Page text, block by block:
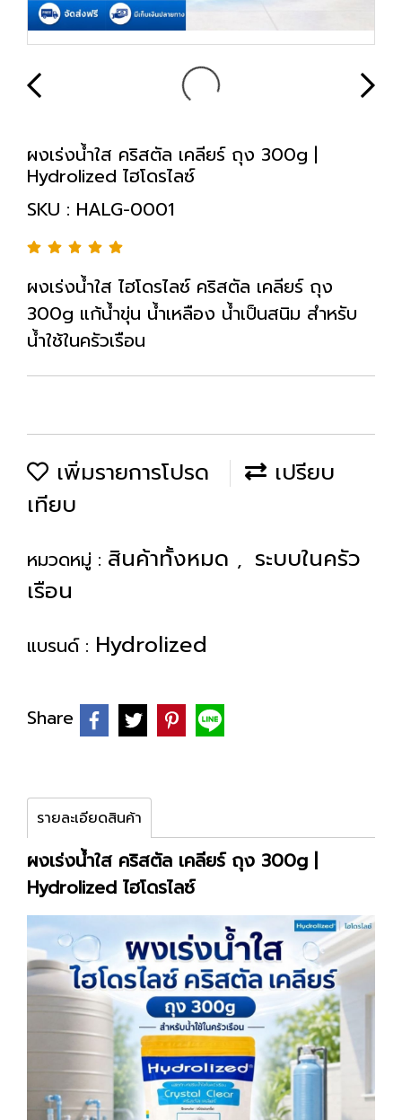
ผงเร่งน้ำใส คริสตัล เคลียร์ ถุง 300g |
Hydrolized ไฮโดรไลซ์
SKU : HALG-0001
ผงเร่งน้ำใส ไฮโดรไลซ์ คริสตัล เคลียร์ ถุง
300g แก้น้ำขุ่น น้ำเหลือง น้ำเป็นสนิม สำหรับ
น้ำใช้ในครัวเรือน
เพิ่มรายการโปรด
เปรียบ
เทียบ
หมวดหมู่ : สินค้าทั้งหมด , ระบบในครัว
เรือน
แบรนด์ : Hydrolized
Share
รายละเอียดสินค้า
ผงเร่งน้ำใส คริสตัล เคลียร์ ถุง 300g |
Hydrolized ไฮโดรไลซ์